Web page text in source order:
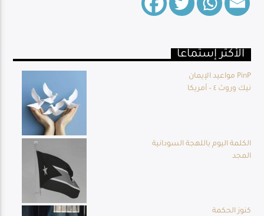
الأكثر إستماعا
مواعيد الإيمان PinP
نيك وروث ٤ – أمريكا
الكلمة اليوم باللهجة السودانية
المجد
كنوز الحكمة